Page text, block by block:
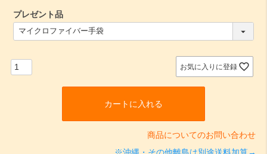
プレゼント品
(
必
お気に入りに登録
カートに入れる
商品についてのお問い合わせ
※沖縄・その他離島は別途送料加算→